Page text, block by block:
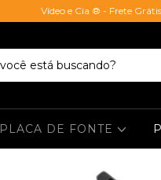
Vídeo e Cia ® - Frete
PLACA DE FONTE